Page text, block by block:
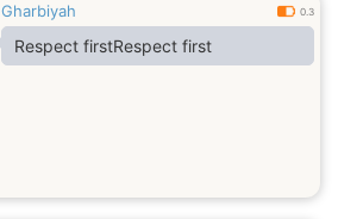
Gharbiyah 0.3
Respect firstRespect first